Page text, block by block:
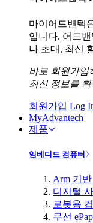
마이어드밴텍
입니다. 어드
나 초대, 최신
바로 회원가입
최신 정보를
회원가입 Log
MyAdvantech
제품
임베디드 컴퓨터
Arm 기
디지털
로봇용
무선